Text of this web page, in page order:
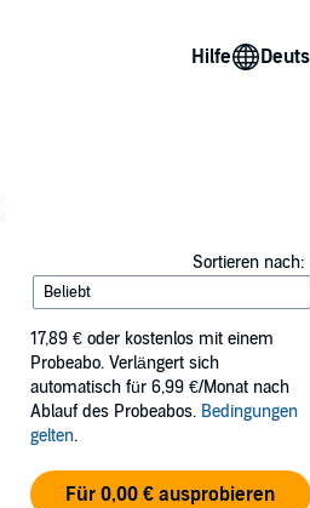
Hilfe
Sortieren nach:
17,89 € oder kostenlos mit einem
Probeabo. Verlängert sich
automatisch für 6,99 €/Monat nach
Ablauf des Probeabos. Bedingungen
gelten.
Für 0,00 € ausprobieren